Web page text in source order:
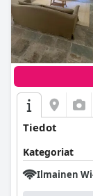
Tiedot
Kategoriat
Ilmainen